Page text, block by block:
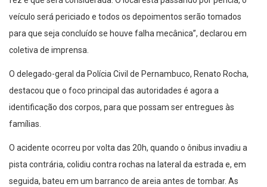
veículo será periciado e todos os depoimentos serão tomados
para que seja concluído se houve falha mecânica”, declarou em
coletiva de imprensa.
O delegado-geral da Polícia Civil de Pernambuco, Renato Rocha,
destacou que o foco principal das autoridades é agora a
identificação dos corpos, para que possam ser entregues às
famílias.
O acidente ocorreu por volta das 20h, quando o ônibus invadiu a
pista contrária, colidiu contra rochas na lateral da estrada e, em
seguida, bateu em um barranco de areia antes de tombar. As